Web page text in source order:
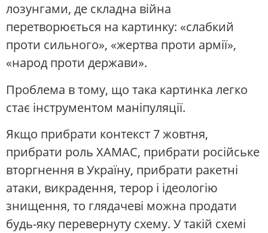
лозунгами, де складна війна
перетворюється на картинку: «слабкий
проти сильного», «жертва проти армії»,
«народ проти держави».
Проблема в тому, що така картинка легко
стає інструментом маніпуляції.
Якщо прибрати контекст 7 жовтня,
прибрати роль ХАМАС, прибрати російське
вторгнення в Україну, прибрати ракетні
атаки, викрадення, терор і ідеологію
знищення, то глядачеві можна продати
будь-яку перевернуту схему. У такій схемі